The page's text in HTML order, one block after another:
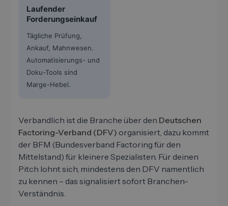
Laufender
Forderungseinkauf
Tägliche Prüfung,
Ankauf, Mahnwesen.
Automatisierungs- und
Doku-Tools sind
Marge-Hebel.
Verbandlich ist die Branche über den Deutschen
Factoring-Verband (DFV) organisiert, dazu kommt
der BFM (Bundesverband Factoring für den
Mittelstand) für kleinere Spezialisten. Für deinen
Pitch lohnt sich, mindestens den DFV namentlich
zu kennen – das signalisiert sofort Branchen-
Verständnis.